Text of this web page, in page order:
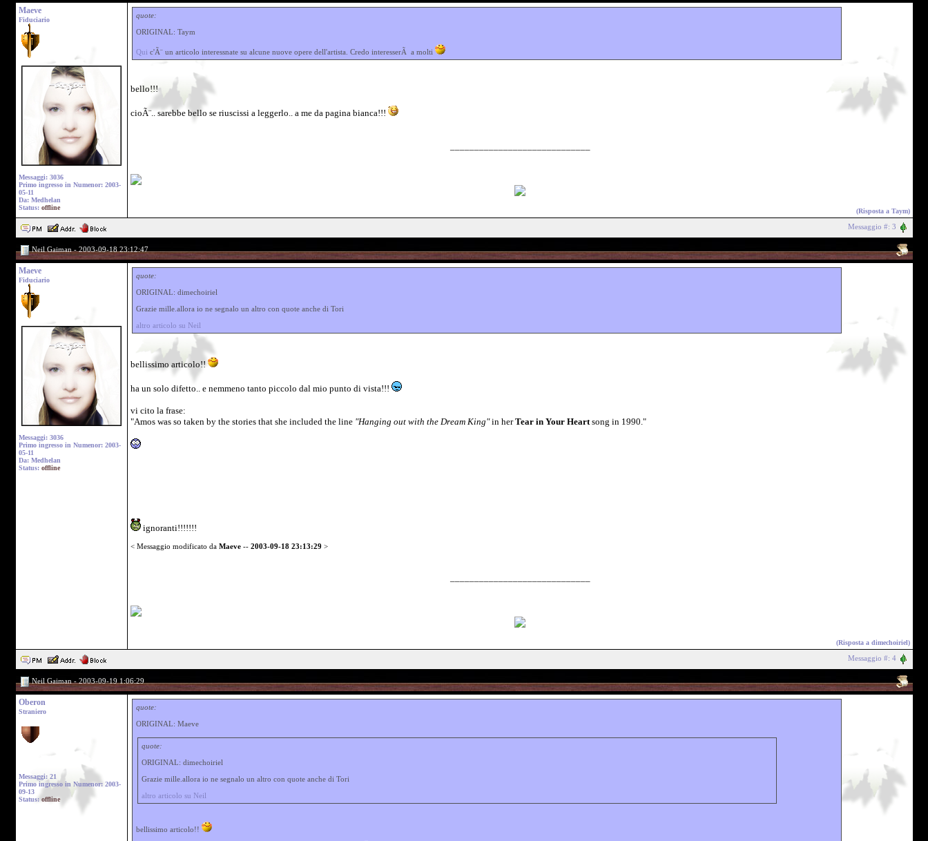
Maeve
Fiduciario
Messaggi: 3036
Primo ingresso in Numenor: 2003-
05-11
Da: Medhelan
Status: offline
quote:
ORIGINAL: Taym
Qui c'Ã¨ un articolo interessnate su alcune nuove opere dell'artista. Credo interesserÃ a molti
bello!!!
cioÃ¨.. sarebbe bello se riuscissi a leggerlo.. a me da pagina bianca!!!
(Risposta a Taym)
Messaggio #: 3
Neil Gaiman - 2003-09-18 23:12:47
Maeve
Fiduciario
Messaggi: 3036
Primo ingresso in Numenor: 2003-
05-11
Da: Medhelan
Status: offline
quote:
ORIGINAL: dimechoiriel
Grazie mille.allora io ne segnalo un altro con quote anche di Tori
altro articolo su Neil
bellissimo articolo!!
ha un solo difetto.. e nemmeno tanto piccolo dal mio punto di vista!!!
vi cito la frase:
"Amos was so taken by the stories that she included the line "Hanging out with the Dream King"in herTear in Your Heartsong in 1990."
ignoranti!!!!!!!
< Messaggio modificato da Maeve-- 2003-09-18 23:13:29 >
(Risposta a dimechoiriel)
Messaggio #: 4
Neil Gaiman - 2003-09-19 1:06:29
Oberon
Straniero
Messaggi: 21
Primo ingresso in Numenor: 2003-
09-13
Status: offline
quote:
ORIGINAL: Maeve
quote:
ORIGINAL: dimechoiriel
Grazie mille.allora io ne segnalo un altro con quote anche di Tori
altro articolo su Neil
bellissimo articolo!!